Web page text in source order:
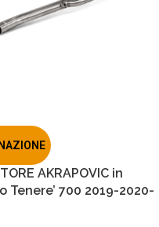
AKRAPOVIC in
Tenere’ 700 2019-2020-